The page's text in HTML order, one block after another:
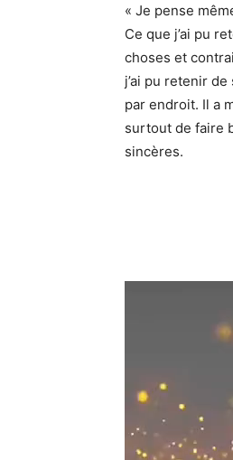
« Je pense
Ce que j’ai pu
choses et
j’ai pu retenir
par endroit. Il a
surtout de faire
sincères.